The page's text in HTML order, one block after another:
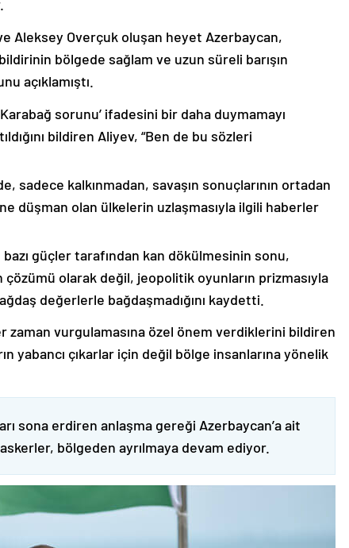
Aleksey Overçuk oluşan heyet Azerbaycan,
bölgede sağlam ve uzun süreli barışın
açıklamıştı.
Karabağ sorunu’ ifadesini bir daha duymamayı
bildiren Aliyev, “Ben de bu sözleri
sadece kalkınmadan, savaşın sonuçlarının ortadan
düşman olan ülkelerin uzlaşmasıyla ilgili haberler
güçler tarafından kan dökülmesinin sonu,
çözümü olarak değil, jeopolitik oyunların prizmasıyla
değerlerle bağdaşmadığını kaydetti.
zaman vurgulamasına özel önem verdiklerini bildiren
yabancı çıkarlar için değil bölge insanlarına yönelik
sona erdiren anlaşma gereği Azerbaycan’a ait
bölgeden ayrılmaya devam ediyor.